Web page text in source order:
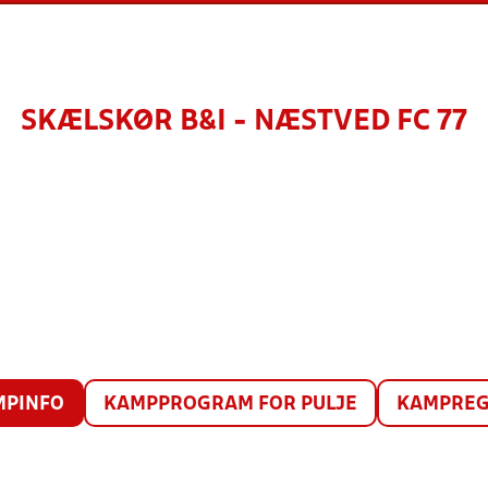
SKÆLSKØR B&I - NÆSTVED FC 77
KAMPPROGRAM FOR PULJE